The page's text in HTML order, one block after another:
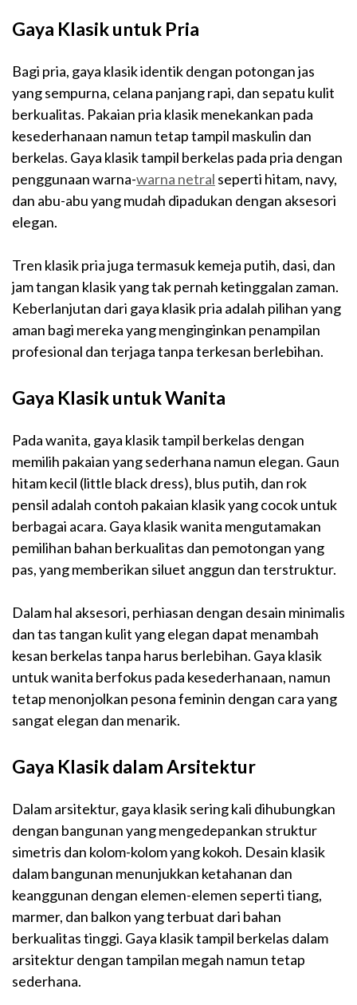
Gaya Klasik untuk Pria
Bagi pria, gaya klasik identik dengan potongan jas
yang sempurna, celana panjang rapi, dan sepatu kulit
berkualitas. Pakaian pria klasik menekankan pada
kesederhanaan namun tetap tampil maskulin dan
berkelas. Gaya klasik tampil berkelas pada pria dengan
penggunaan warna-warna netral seperti hitam, navy,
dan abu-abu yang mudah dipadukan dengan aksesori
elegan.
Tren klasik pria juga termasuk kemeja putih, dasi, dan
jam tangan klasik yang tak pernah ketinggalan zaman.
Keberlanjutan dari gaya klasik pria adalah pilihan yang
aman bagi mereka yang menginginkan penampilan
profesional dan terjaga tanpa terkesan berlebihan.
Gaya Klasik untuk Wanita
Pada wanita, gaya klasik tampil berkelas dengan
memilih pakaian yang sederhana namun elegan. Gaun
hitam kecil (little black dress), blus putih, dan rok
pensil adalah contoh pakaian klasik yang cocok untuk
berbagai acara. Gaya klasik wanita mengutamakan
pemilihan bahan berkualitas dan pemotongan yang
pas, yang memberikan siluet anggun dan terstruktur.
Dalam hal aksesori, perhiasan dengan desain minimalis
dan tas tangan kulit yang elegan dapat menambah
kesan berkelas tanpa harus berlebihan. Gaya klasik
untuk wanita berfokus pada kesederhanaan, namun
tetap menonjolkan pesona feminin dengan cara yang
sangat elegan dan menarik.
Gaya Klasik dalam Arsitektur
Dalam arsitektur, gaya klasik sering kali dihubungkan
dengan bangunan yang mengedepankan struktur
simetris dan kolom-kolom yang kokoh. Desain klasik
dalam bangunan menunjukkan ketahanan dan
keanggunan dengan elemen-elemen seperti tiang,
marmer, dan balkon yang terbuat dari bahan
berkualitas tinggi. Gaya klasik tampil berkelas dalam
arsitektur dengan tampilan megah namun tetap
sederhana.